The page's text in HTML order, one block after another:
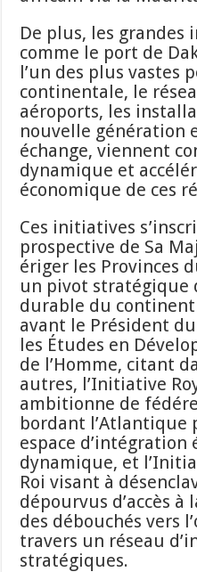
De plus, les
comme le port de
l’un des plus vastes
continentale, le
aéroports, les
nouvelle génération
échange, viennent
dynamique et
économique de ces
Ces initiatives
prospective de Sa
ériger les Provinces
un pivot stratégique
durable du
avant le Président
les Études en
de l’Homme, citant
autres, l’Initiative
ambitionne de
bordant l’Atlantique
espace d’intégration
dynamique, et
Roi visant à
dépourvus d’accès
des débouchés vers
travers un réseau
stratégiques.